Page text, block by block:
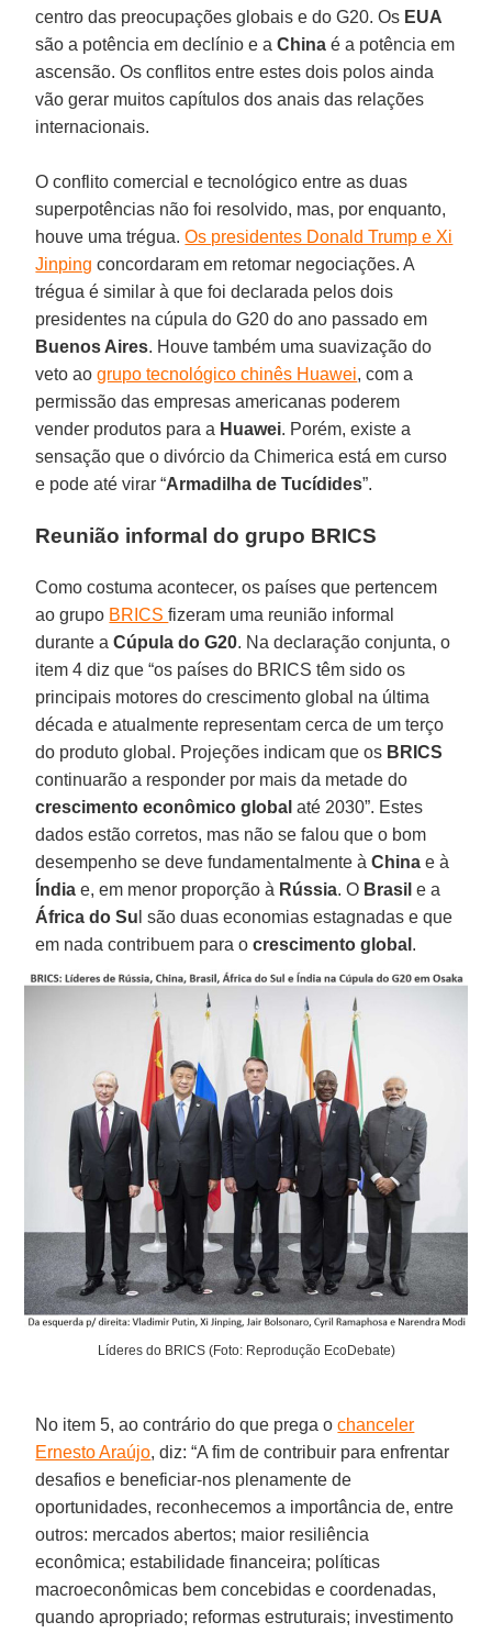
centro das preocupações globais e do G20. Os EUA
são a potência em declínio e aChina é a potência em
ascensão. Os conflitos entre estes dois polos ainda
vão gerar muitos capítulos dos anais das relações
internacionais.
O conflito comercial e tecnológico entre as duas
superpotências não foi resolvido, mas, por enquanto,
houve uma trégua.Os presidentes Donald Trump e Xi
Jinping concordaram em retomar negociações. A
trégua é similar à que foi declarada pelos dois
presidentes na cúpula do G20 do ano passado em
Buenos Aires. Houve também uma suavização do
veto aogrupo tecnológico chinês Huawei, com a
permissão das empresas americanas poderem
vender produtos para a Huawei. Porém, existe a
sensação que o divórcio da Chimerica está em curso
e pode até virar “Armadilha de Tucídides”.
Reunião informal do grupo BRICS
Como costuma acontecer, os países que pertencem
ao grupo BRICSfizeram uma reunião informal
durante aCúpula do G20. Na declaração conjunta, o
item 4 diz que “os países do BRICS têm sido os
principais motores do crescimento global na última
década e atualmente representam cerca de um terço
do produto global. Projeções indicam que os BRICS
continuarão a responder por mais da metade do
crescimento econômico global até 2030”. Estes
dados estão corretos, mas não se falou que o bom
desempenho se deve fundamentalmente àChina e à
Índia e, em menor proporção à Rússia. O Brasil e a
África do Su l são duas economias estagnadas e que
em nada contribuem para ocrescimento global .
Líderes do BRICS (Foto: Reprodução EcoDebate)
No item 5, ao contrário do que prega ochanceler
Ernesto Araújo, diz: “A fim de contribuir para enfrentar
desafios e beneficiar-nos plenamente de
oportunidades, reconhecemos a importância de, entre
outros: mercados abertos; maior resiliência
econômica; estabilidade financeira; políticas
macroeconômicas bem concebidas e coordenadas,
quando apropriado; reformas estruturais; investimento